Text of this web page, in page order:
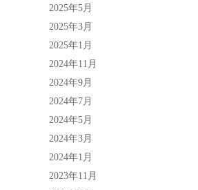
2025年5月
2025年3月
2025年1月
2024年11月
2024年9月
2024年7月
2024年5月
2024年3月
2024年1月
2023年11月